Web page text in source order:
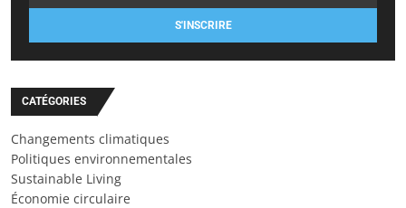
S'INSCRIRE
CATÉGORIES
Changements climatiques
Politiques environnementales
Sustainable Living
Économie circulaire